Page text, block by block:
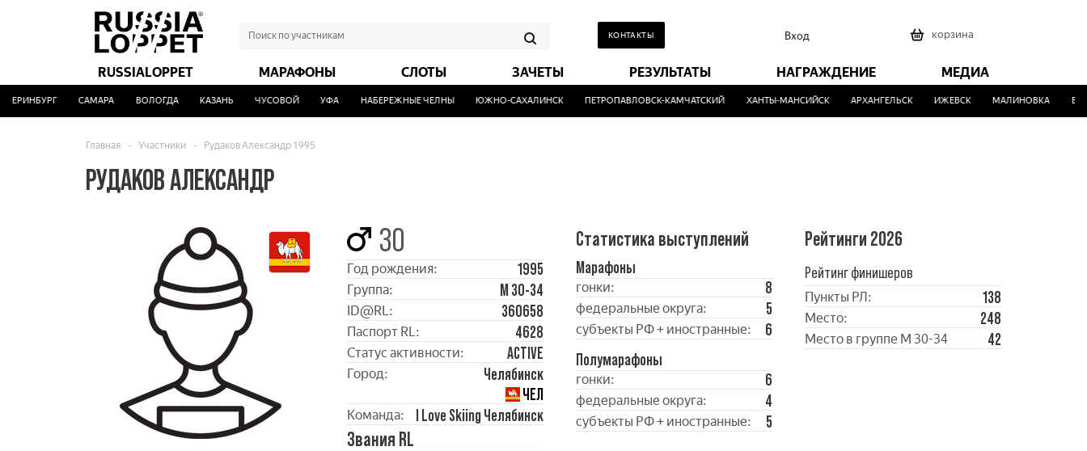
КОНТАКТЫ Вход корзина
RUSSIALOPPET МАРАФОНЫ СЛОТЫ ЗАЧЕТЫ РЕЗУЛЬТАТЫ НАГРАЖДЕНИЕ МЕДИА
САМАРА ВОЛОГДА КАЗАНЬ ЧУСОВОЙ УФА НАБЕРЕЖНЫЕ ЧЕЛНЫ ЮЖНО-САХАЛИНСК ПЕТРОПАВЛОВСК-КАМЧАТСКИЙ ХАНТЫ-МАНСИЙСК АРХАНГЕЛЬСК ИЖЕВСК МАЛИНОВКА
Главная - Участники - Рудаков Александр 1995
РУДАКОВ АЛЕКСАНДР
30
Год рождения: 1995
Группа: М 30-34
ID@RL: 360658
Паспорт RL: 4628
Статус активности: ACTIVE
Город:
Челябинск
ЧЕЛ
Команда: I Love Skiing Челябинск
Звания RL
Статистика выступлений
Марафоны
гонки: 8
федеральные округа: 5
субъекты РФ + иностранные:
6
Полумарафоны
гонки: 6
федеральные округа: 4
субъекты РФ + иностранные: 5
Рейтинги 2026
Рейтинг финишеров
Пункты РЛ: 138
Место: 248
Место в группе М 30-34 42